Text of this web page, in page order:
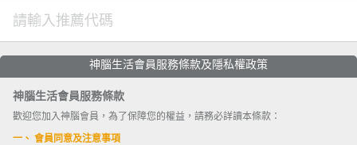
神腦生活會員服務條款及隱私權政策
神腦生活會員服務條款
歡迎您加入神腦會員，為了保障您的權益，請務必詳讀本條款：
一、 會員同意及注意事項